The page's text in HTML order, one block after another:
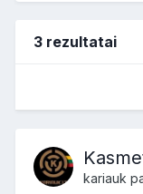
3 rezultatai
kariauk